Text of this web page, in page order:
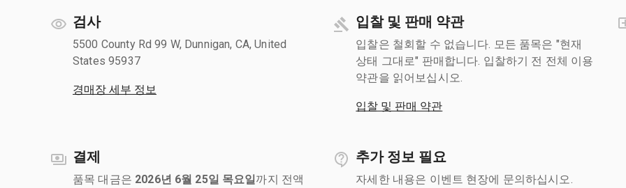
검사
5500 County Rd 99 W, Dunnigan, CA, United
States 95937
경매장 세부 정보
입찰 및 판매 약관
입찰은 철회할 수 없습니다. 모든 품목은 "현재
상태 그대로" 판매합니다. 입찰하기 전 전체 이용
약관을 읽어보십시오.
입찰 및 판매 약관
결제
품목 대금은 2026년 6월 25일 목요일까지 전액
추가 정보 필요
자세한 내용은 이벤트 현장에 문의하십시오.